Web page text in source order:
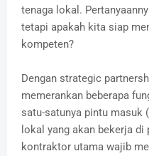
tenaga lokal.
tetapi apakah kita siap
kompeten?
Dengan strategic
memerankan beberapa
satu-satunya pintu masuk
lokal yang akan bekerja
kontraktor utama wajib